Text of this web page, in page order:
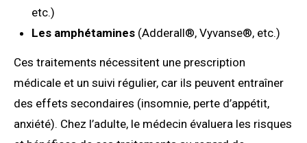
etc.)
Les amphétamines(Adderall®, Vyvanse®, etc.)
Ces traitements nécessitent une prescription
médicale et un suivi régulier, car ils peuvent entraîner
des effets secondaires (insomnie, perte d’appétit,
anxiété). Chez l’adulte, le médecin évaluera les risques